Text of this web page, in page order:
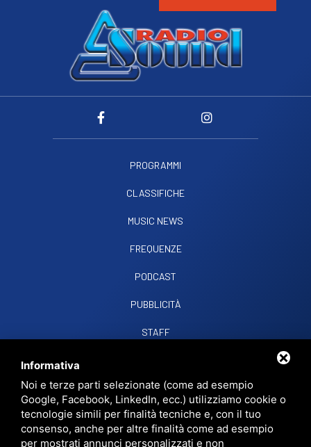
PROGRAMMI
CLASSIFICHE
MUSIC NEWS
FREQUENZE
PODCAST
PUBBLICITÀ
STAFF
RADIO SOUND SNCVIALE PAPA GIOVANNI XXIII, 39, 44021 CODIGORO FE
D.L. 34/2019 EROG. PUBBLICHE
PRIVACY•SITEMAP• QUESTO SITO È PROTETTO DA GOOGLE RECAPTCHA
Informativa
Noi e terze parti selezionate (come ad esempio
Google, Facebook, LinkedIn, ecc.) utilizziamo cookie o
tecnologie simili per finalità tecniche e, con il tuo
consenso, anche per altre finalità come ad esempio
per mostrati annunci personalizzati e non